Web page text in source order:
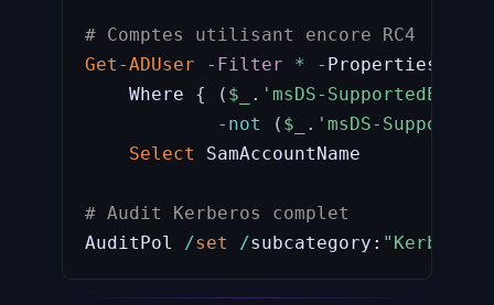
# Comptes utilisant encore RC4
Get-ADUser
- Filter * - Properties
    Where
{ ( $_ . 'msDS-
-not
( $_ . 'msDS-
Select
SamAccountName
# Audit Kerberos complet
AuditPol
/set /subcategory: